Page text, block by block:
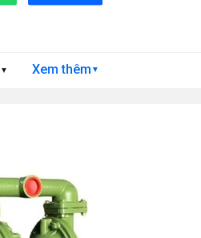
▼ Xem thêm ▼